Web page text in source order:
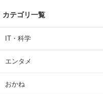
カテゴリ一覧
IT・科学
エンタメ
おかね